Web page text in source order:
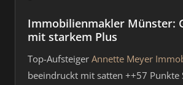
Immobilienmakler Münster:
mit starkem Plus
Top-Aufsteiger Annette Meyer
beeindruckt mit satten ++57 Punkte